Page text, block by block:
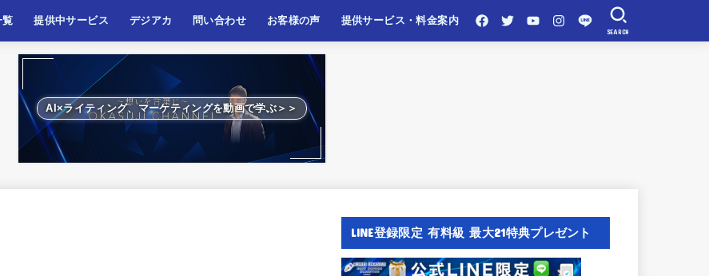
覧
ィング
ング
、起業
提供中サービス デジアカ 問い合わせ お客様の声 提供サービス・料金案内
SEARCH
AI×ライティング、マーケティングを動画で学ぶ＞＞
LINE登録限定 有料級 最大21特典プレゼント